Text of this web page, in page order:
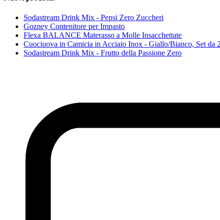
Sodastream Drink Mix - Pepsi Zero Zuccheri
Gozney Contenitore per Impasto
Flexa BALANCE Materasso a Molle Insacchettate
Cuociuova in Camicia in Acciaio Inox - Giallo/Bianco, Set da
Sodastream Drink Mix - Frutto della Passione Zero